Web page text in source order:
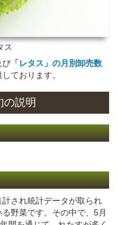
ス
び 「レタス」の月別卸売数
ております。
の説明
され統計データが取られ
野菜です。その中で、5月